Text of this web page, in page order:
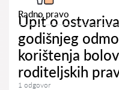
Radno pravo
Upit o
godišnjeg
korištenja
roditeljskih
1 odgovor